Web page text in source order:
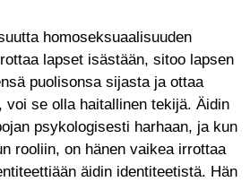
homoseksuaalisuuden
lapset isästään, sitoo lapsen
puolisonsa sijasta ja ottaa
voi se olla haitallinen tekijä. Äidin
psykologisesti harhaan, ja kun
rooliin, on hänen vaikea irrottaa
äidin identiteetistä. Hän